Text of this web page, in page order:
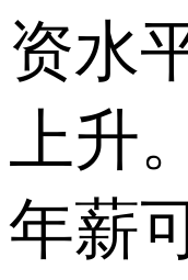
资水
上升
年薪